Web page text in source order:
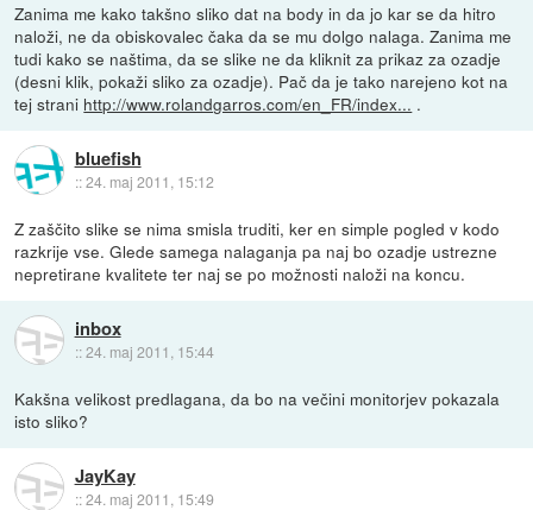
Zanima me kako takšno sliko dat na body in da jo kar se da hitro
naloži, ne da obiskovalec čaka da se mu dolgo nalaga. Zanima me
tudi kako se naštima, da se slike ne da kliknit za prikaz za ozadje
(desni klik, pokaži sliko za ozadje). Pač da je tako narejeno kot na
tej strani http://www.rolandgarros.com/en_FR/index... .
bluefish
::24. maj 2011, 15:12
Z zaščito slike se nima smisla truditi, ker en simple pogled v kodo
razkrije vse. Glede samega nalaganja pa naj bo ozadje ustrezne
nepretirane kvalitete ter naj se po možnosti naloži na koncu.
inbox
::24. maj 2011, 15:44
Kakšna velikost predlagana, da bo na večini monitorjev pokazala
isto sliko?
JayKay
::24. maj 2011, 15:49